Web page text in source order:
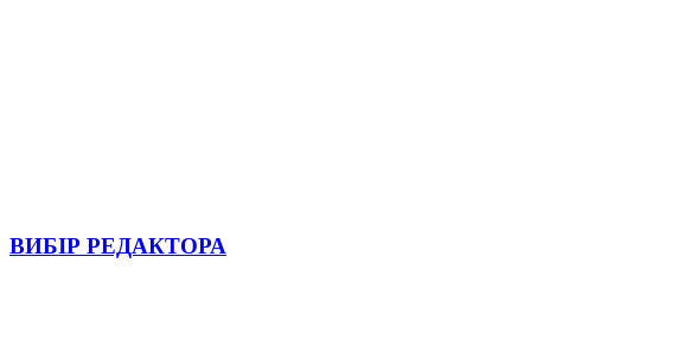
ВИБІР РЕДАКТОРА